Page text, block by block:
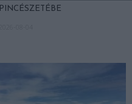
PINCÉSZETÉBE